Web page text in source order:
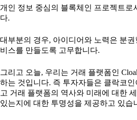
개인 정보 중심의 블록체인 프로젝트로
다.
대부분의 경우, 아이디어와 노력은 분
비스를 만들도록 고무합니다.
그리고 오늘, 우리는 거래 플랫폼인
하는 것입니다. 즉 투자자들은 클락코
고 거래 플랫폼의 역사와 미래에 대한
있는지에 대한 투명성을 제공하고 있습